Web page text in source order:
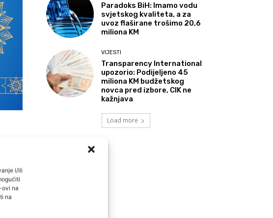
i/ili
ovi na
na
Paradoks BiH: Imamo vodu
svjetskog kvaliteta, a za
uvoz flaširane trošimo 20,6
miliona KM
VIJESTI
Transparency International
upozorio: Podijeljeno 45
miliona KM budžetskog
novca pred izbore, CIK ne
kažnjava
Load more